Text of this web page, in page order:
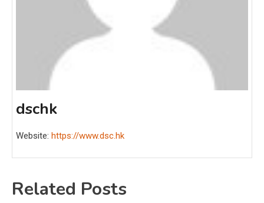
dschk
Website: https://www.dsc.hk
Related Posts